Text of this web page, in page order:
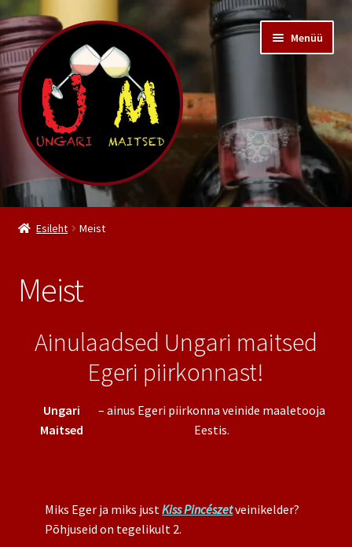
Liigu
navigeerimisele
Liigu
sisu
juurde
Menüü
Pood
Meist
Kontakt
Esileht Meist
Meist
Ainulaadsed Ungari maitsed
Egeri piirkonnast!
Ungari
Maitsed
– ainus Egeri piirkonna veinide maaletooja
Eestis.
Miks Eger ja miks justKiss Pincészetveinikelder?
Põhjuseid on tegelikult 2.